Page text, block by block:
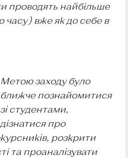
проводять найбільше
часу) вже як до себе в
Метою заходу було
ближче познайомитися
зі студентами,
дізнатися про
розкрити
та проаналізувати